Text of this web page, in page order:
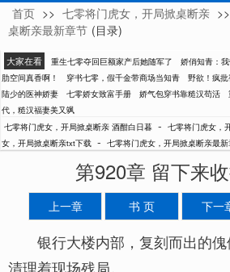
酒酣白日暮
首页 >> 七零将门虎女，开局掀桌断亲 >>
桌断亲最新章节 (目录)
大家在看 重生七零夺回巨额家产后她随军了 娇俏知青：
肋空间真香啊！
穿书七零，假千金带商场当知青 野欲！疯批
陆少的医神娇妻
七零娇女致富手册 娇气包穿书靠糙汉苟活
代，糙汉福妻美又飒
七零将门虎女，开局掀桌断亲 酒酣白日暮 - 七零将门虎女，
女，开局掀桌断亲txt下载 - 七零将门虎女，开局掀桌断亲最
第920章 留下来
上一章 书 页 下一
银行大楼内部，复刻而出的
清理着现场残局。